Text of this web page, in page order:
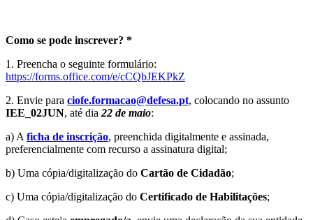
Como se pode inscrever? *
1. Preencha o seguinte formulário:
https://forms.office.com/e/cCQbJEKPkZ
2. Envie para ciofe.formacao@defesa.pt, colocando no assunto
IEE_02JUN, até dia 22 de maio:
a) A ficha de inscrição, preenchida digitalmente e assinada,
preferencialmente com recurso a assinatura digital;
b) Uma cópia/digitalização do Cartão de Cidadão;
c) Uma cópia/digitalização do Certificado de Habilitações;